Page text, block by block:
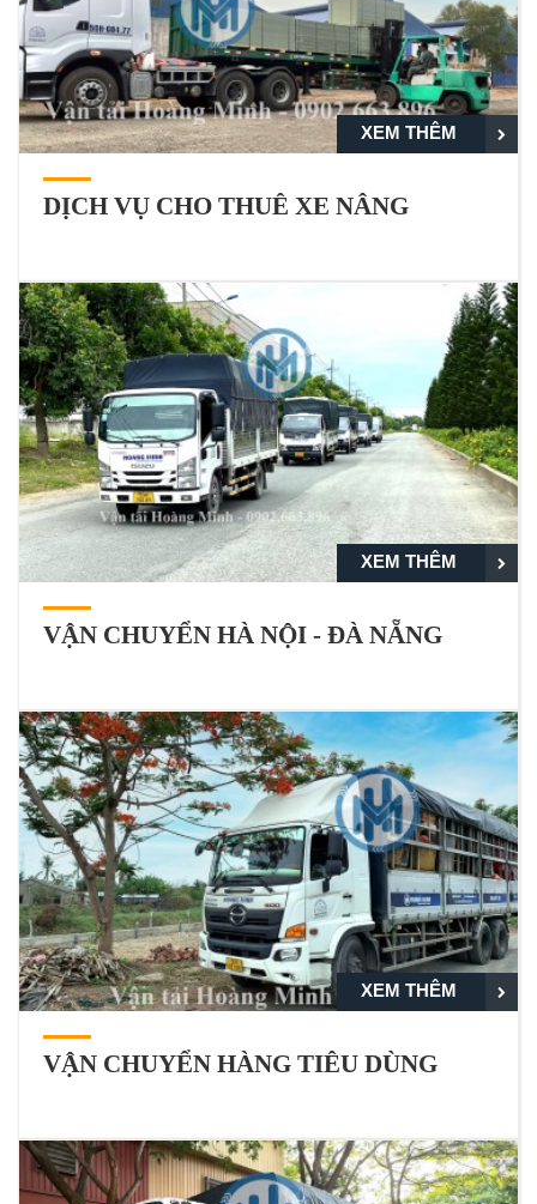
XEM THÊM
DỊCH VỤ CHO THUÊ XE NÂNG
XEM THÊM
VẬN CHUYỂN HÀ NỘI - ĐÀ NẴNG
XEM THÊM
VẬN CHUYỂN HÀNG TIÊU DÙNG